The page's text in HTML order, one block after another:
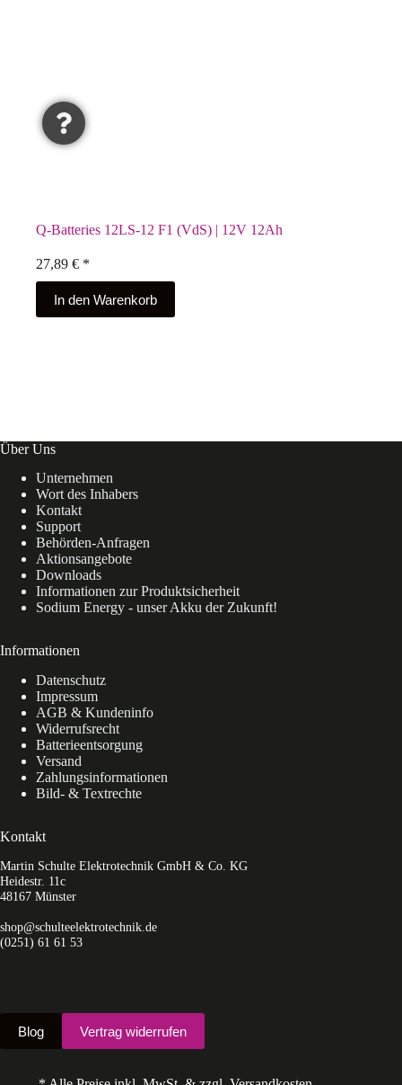
Q-Batteries 12LS-12 F1 (VdS) | 12V 12Ah
27,89 € *
In den Warenkorb
Über Uns
Unternehmen
Wort des Inhabers
Kontakt
Support
Behörden-Anfragen
Aktionsangebote
Downloads
Informationen zur Produktsicherheit
Sodium Energy - unser Akku der Zukunft!
Informationen
Datenschutz
Impressum
AGB & Kundeninfo
Widerrufsrecht
Batterieentsorgung
Versand
Zahlungsinformationen
Bild- & Textrechte
Kontakt
Martin Schulte Elektrotechnik GmbH & Co. KG
Heidestr. 11c
48167 Münster
shop@schulteelektrotechnik.de
(0251) 61 61 53
Blog Vertrag widerrufen